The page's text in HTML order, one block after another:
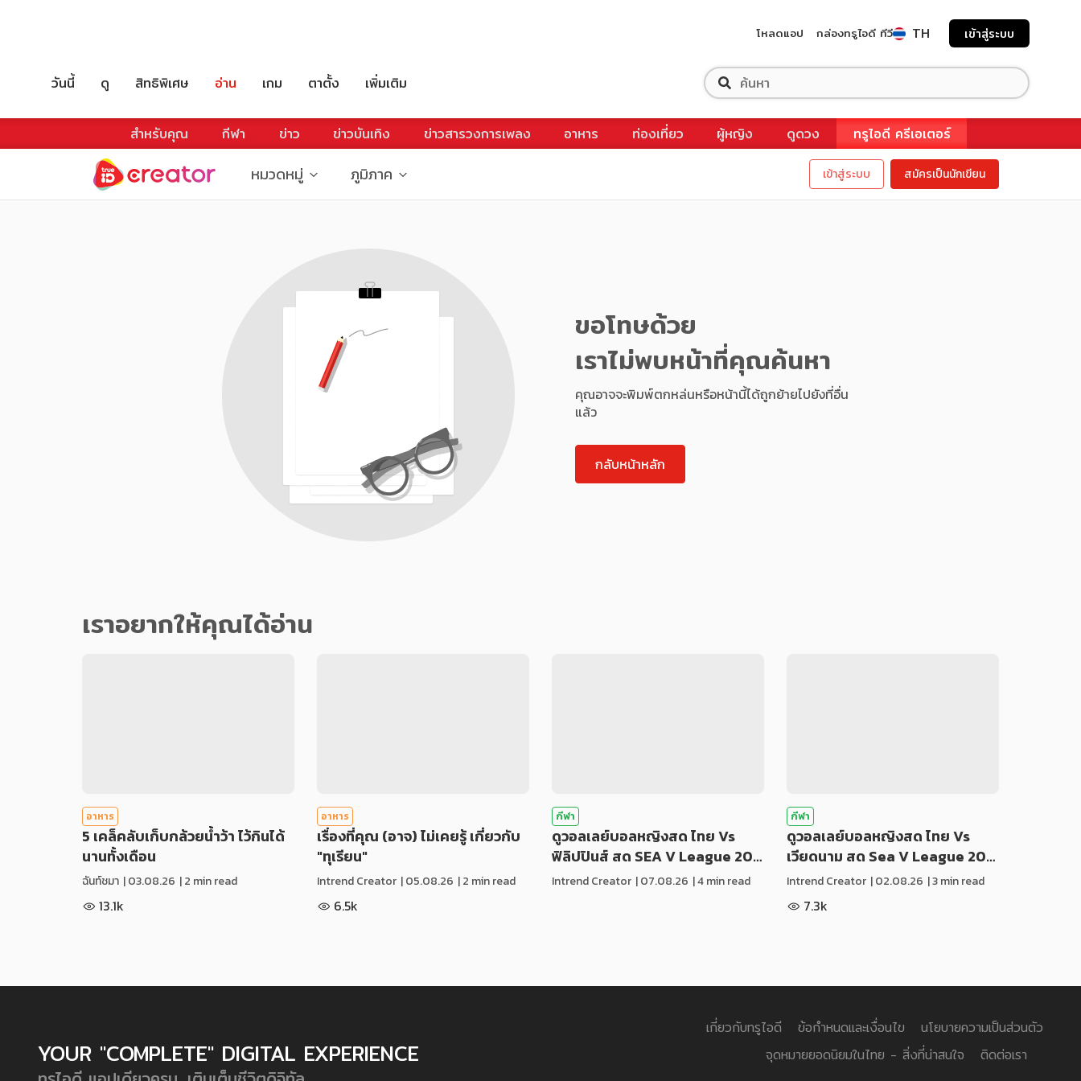
โหลดแอป กล่องทรูไอดี ทีวี TH เข้าสู่ระบบ
วันนี้ ดู สิทธิพิเศษ อ่าน เกม ตาตั้ง เพิ่มเติม
สำหรับคุณ กีฬา ข่าว ข่าวบันเทิง ข่าวสารวงการเพลง อาหาร ท่องเที่ยว ผู้หญิง ดูดวง ทรูไอดี ครีเอเตอร์
หมวดหมู่ ภูมิภาค เข้าสู่ระบบ สมัครเป็นนักเขียน
ขอโทษด้วย
เราไม่พบหน้าที่คุณค้นหา
คุณอาจจะพิมพ์ตกหล่นหรือหน้านี้ได้ถูกย้ายไปยังที่อื่น
แล้ว
กลับหน้าหลัก
เราอยากให้คุณได้อ่าน
อาหาร
5 เคล็คลับเก็บกล้วยน้ำว้า ไว้กินได้
นานทั้งเดือน
ฉันท์ชมา |03.08.26 | 2 min read
13.1k
อาหาร
เรื่องที่คุณ (อาจ) ไม่เคยรู้ เกี่ยวกับ
"ทุเรียน"
Intrend Creator |05.08.26 | 2 min read
6.5k
กีฬา
ดูวอลเลย์บอลหญิงสด ไทย Vs
ฟิลิปปินส์ สด SEA V League 20…
Intrend Creator |07.08.26 | 4 min read
กีฬา
ดูวอลเลย์บอลหญิงสด ไทย Vs
เวียดนาม สด Sea V League 20…
Intrend Creator |02.08.26 | 3 min read
7.3k
YOUR "COMPLETE" DIGITAL EXPERIENCE
เกี่ยวกับทรูไอดี ข้อกำหนดและเงื่อนไข
นโยบายความเป็นส่วนตัว
จุดหมายยอดนิยมในไทย - สิ่งที่น่าสนใจ
ติดต่อเรา